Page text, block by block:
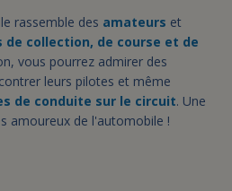
rassemble des amateurs et
de collection, de course et de
vous pourrez admirer des
leurs pilotes et même
de conduite sur le circuit. Une
amoureux de l'automobile !